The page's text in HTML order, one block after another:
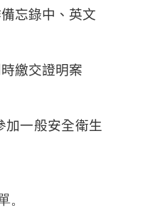
忘錄中、英文
繳交證明案
加一般安全衛生
。